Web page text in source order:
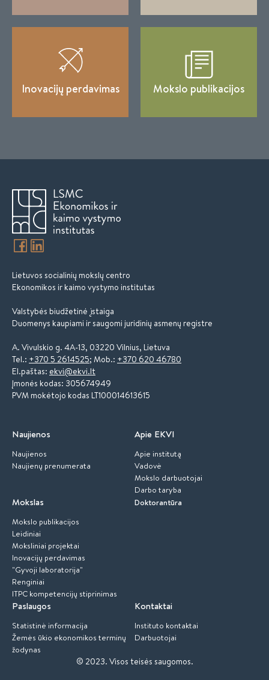
Inovacijų perdavimas Mokslo publikacijos
Lietuvos socialinių mokslų centro
Ekonomikos ir kaimo vystymo institutas
Valstybės biudžetinė įstaiga
Duomenys kaupiami ir saugomi juridinių asmenų registre
A. Vivulskio g. 4A-13, 03220 Vilnius, Lietuva
Tel.: +370 5 2614525; Mob.: +370 620 46780
El.paštas: ekvi@ekvi.lt
Įmonės kodas: 305674949
PVM mokėtojo kodas LT100014613615
Naujienos
Naujienos
Naujienų prenumerata
Apie EKVI
Apie institutą
Vadovė
Mokslo darbuotojai
Darbo taryba
Mokslas
Mokslo publikacijos
Leidiniai
Moksliniai projektai
Inovacijų perdavimas
"Gyvoji laboratorija"
Renginiai
ITPC kompetencijų stiprinimas
Doktorantūra
Paslaugos
Statistinė informacija
Žemės ūkio ekonomikos terminų
žodynas
Kontaktai
Instituto kontaktai
Darbuotojai
© 2023. Visos teisės saugomos.